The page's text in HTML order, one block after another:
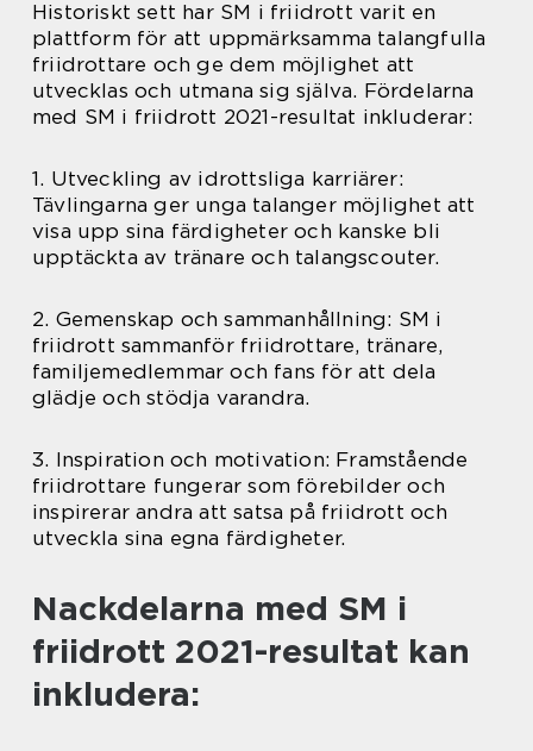
Historiskt sett har SM i friidrott varit en
plattform för att uppmärksamma talangfulla
friidrottare och ge dem möjlighet att
utvecklas och utmana sig själva. Fördelarna
med SM i friidrott 2021-resultat inkluderar:
1. Utveckling av idrottsliga karriärer:
Tävlingarna ger unga talanger möjlighet att
visa upp sina färdigheter och kanske bli
upptäckta av tränare och talangscouter.
2. Gemenskap och sammanhållning: SM i
friidrott sammanför friidrottare, tränare,
familjemedlemmar och fans för att dela
glädje och stödja varandra.
3. Inspiration och motivation: Framstående
friidrottare fungerar som förebilder och
inspirerar andra att satsa på friidrott och
utveckla sina egna färdigheter.
Nackdelarna med SM i
friidrott 2021-resultat kan
inkludera: